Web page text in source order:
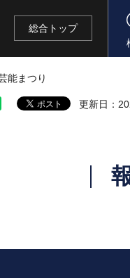
総合 トップ
能まつり
更新日：